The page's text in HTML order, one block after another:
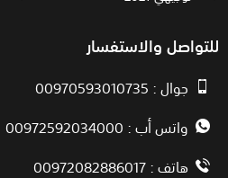
للتواصل والاستفسار
جوال : 00970593010735
واتس أب : 00972592034000
هاتف : 00972082886017